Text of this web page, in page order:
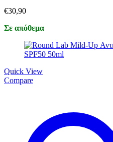
€30,90
Σε απόθεμα
Quick View
Compare